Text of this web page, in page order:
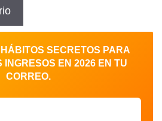
SECRETOS PARA
INGRESOS EN 2026 EN TU
CORREO.